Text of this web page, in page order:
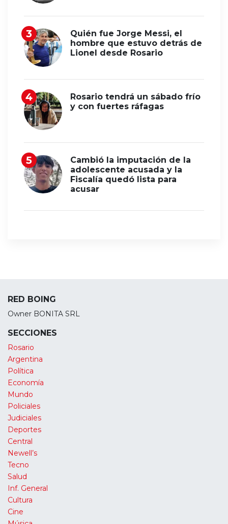
Quién fue Jorge Messi, el
hombre que estuvo detrás de
Lionel desde Rosario
Rosario tendrá un sábado frío
y con fuertes ráfagas
Cambió la imputación de la
adolescente acusada y la
Fiscalía quedó lista para
acusar
RED BOING
Owner BONITA SRL
SECCIONES
Rosario
Argentina
Política
Economía
Mundo
Policiales
Judiciales
Deportes
Central
Newell’s
Tecno
Salud
Inf. General
Cultura
Cine